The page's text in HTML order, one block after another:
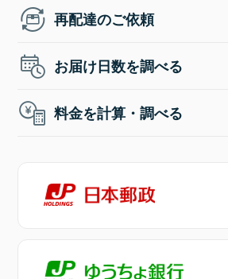
再配達のご依頼
お届け日数を調べる
料金を計算・調べる